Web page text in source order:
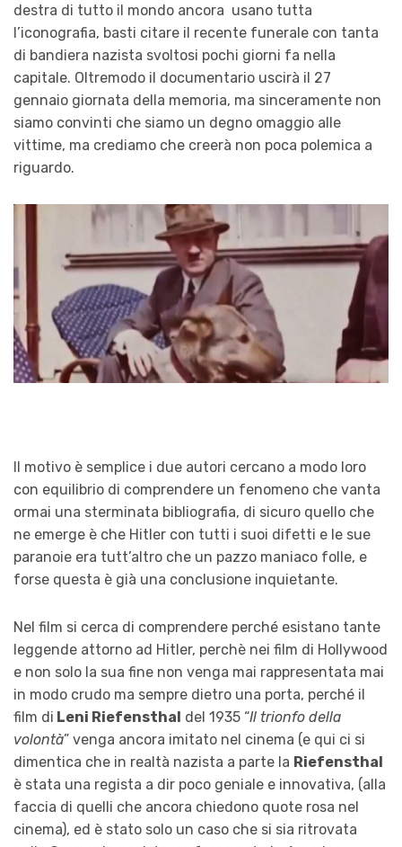
destra di tutto il mondo ancora usano tutta
l’iconografia, basti citare il recente funerale con tanta
di bandiera nazista svoltosi pochi giorni fa nella
capitale. Oltremodo il documentario uscirà il 27
gennaio giornata della memoria, ma sinceramente non
siamo convinti che siamo un degno omaggio alle
vittime, ma crediamo che creerà non poca polemica a
riguardo.
Il motivo è semplice i due autori cercano a modo loro
con equilibrio di comprendere un fenomeno che vanta
ormai una sterminata bibliografia, di sicuro quello che
ne emerge è che Hitler con tutti i suoi difetti e le sue
paranoie era tutt’altro che un pazzo maniaco folle, e
forse questa è già una conclusione inquietante.
Nel film si cerca di comprendere perché esistano tante
leggende attorno ad Hitler, perchè nei film di Hollywood
e non solo la sua fine non venga mai rappresentata mai
in modo crudo ma sempre dietro una porta, perché il
film di Leni Riefensthal del 1935 “Il trionfo della
volontà” venga ancora imitato nel cinema (e qui ci si
dimentica che in realtà nazista a parte la Riefensthal
è stata una regista a dir poco geniale e innovativa, (alla
faccia di quelli che ancora chiedono quote rosa nel
cinema), ed è stato solo un caso che si sia ritrovata